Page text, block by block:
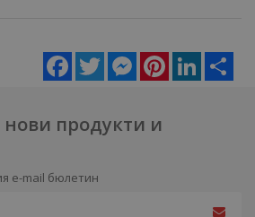
Facebook
Twitter MessengerPinterestLinkedIn
нови продукти и
e-mail бюлетин